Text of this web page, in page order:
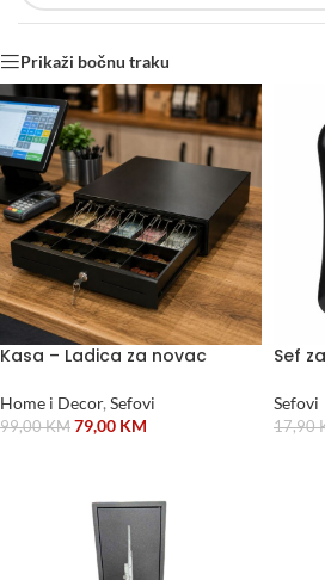
Prikaži bočnu traku
Kasa – Ladica za novac
Home i Decor, Sefovi
99,00KM 79,00 KM
Sef
Sefovi
17,90